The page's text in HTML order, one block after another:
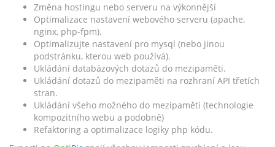
Změna hostingu nebo serveru na výkonnější
Optimalizace nastavení webového serveru (apache,
nginx, php-fpm).
Optimalizujte nastavení pro mysql (nebo jinou
podstránku, kterou web používá).
Ukládání databázových dotazů do mezipaměti.
Ukládání dotazů do mezipaměti na rozhraní API třetích
stran.
Ukládání všeho možného do mezipaměti (technologie
kompozitního webu a podobně)
Refaktoring a optimalizace logiky php kódu.